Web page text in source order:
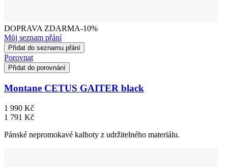
DOPRAVA ZDARMA-10%
Můj seznam přání
Přidat do seznamu přání
Porovnat
Přidat do porovnání
Montane CETUS GAITER black
1 990 Kč
1 791 Kč
Pánské nepromokavé kalhoty z udržitelného materiálu.